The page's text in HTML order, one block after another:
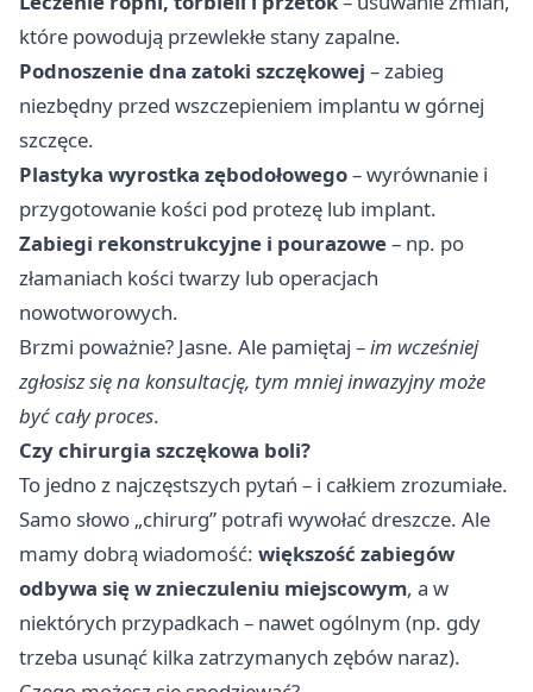
które powodują przewlekłe stany zapalne.
Podnoszenie dna zatoki szczękowej – zabieg
niezbędny przed wszczepieniem implantu w górnej
szczęce.
Plastyka wyrostka zębodołowego– wyrównanie i
przygotowanie kości pod protezę lub implant.
Zabiegi rekonstrukcyjne i pourazowe– np. po
złamaniach kości twarzy lub operacjach
nowotworowych.
Brzmi poważnie? Jasne. Ale pamiętaj –im wcześniej
zgłosisz się na konsultację, tym mniej inwazyjny może
być cały proces.
Czy chirurgia szczękowa boli?
To jedno z najczęstszych pytań – i całkiem zrozumiałe.
Samo słowo „chirurg” potrafi wywołać dreszcze. Ale
mamy dobrą wiadomość: większość zabiegów
odbywa się w znieczuleniu miejscowym, a w
niektórych przypadkach – nawet ogólnym (np. gdy
trzeba usunąć kilka zatrzymanych zębów naraz).